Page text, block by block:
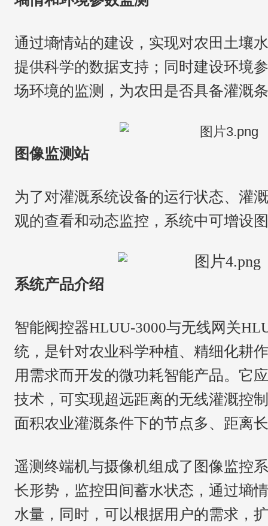
通过墒情站的建设，实现对农田土壤
提供科学的数据支持；同时建设环境
场环境的监测，为农田是否具备灌溉
图像监测站
为了对灌溉系统设备的运行状态、灌
观的查看和动态监控，系统中可增设
系统产品介绍
智能阀控器HLUU-3000与无线网关
统，是针对农业科学种植、精细化耕
用需求而开发的微功耗智能产品。它
技术，可实现超远距离的无线灌溉控
面积农业灌溉条件下的节点多、距离
遥测终端机与摄像机组成了图像监控
长形势，监控田间蓄水状态，通过墒
水量，同时，可以根据用户的需求，